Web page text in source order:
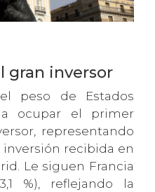
gran inversor
peso de Estados
ocupar el primer
representando
inversión recibida en
Le siguen Francia
%), reflejando la